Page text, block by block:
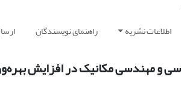
اطلاعات نشریه راهنمای نویسندگان
و مهندسی مکانیک در افزایش